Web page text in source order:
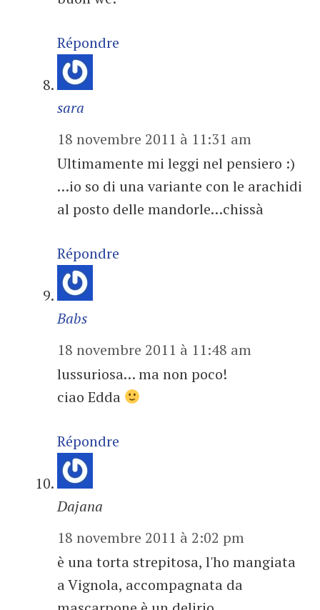
Répondre
sara
18 novembre 2011 à 11:31 am
Ultimamente mi leggi nel pensiero :)
…io so di una variante con le arachidi
al posto delle mandorle…chissà
Répondre
Babs
18 novembre 2011 à 11:48 am
lussuriosa… ma non poco!
ciao Edda
Répondre
Dajana
18 novembre 2011 à 2:02 pm
è una torta strepitosa, l'ho mangiata
a Vignola, accompagnata da